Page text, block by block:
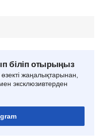
біліп отырыңыз
жаңалықтарынан,
эксклюзивтерден